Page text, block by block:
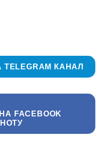
КАНАЛ
FACEBOOK